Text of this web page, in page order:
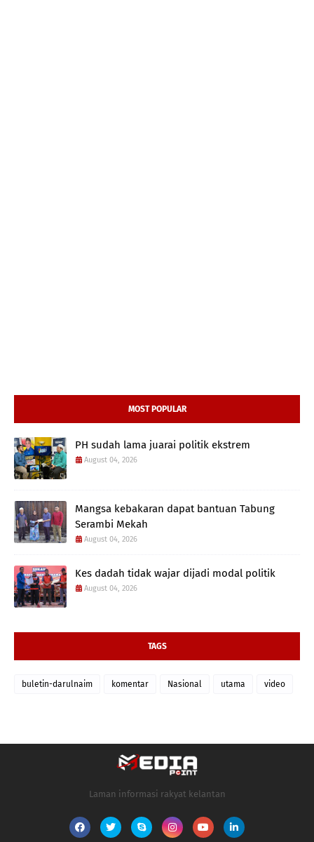
MOST POPULAR
PH sudah lama juarai politik ekstrem
August 04, 2026
Mangsa kebakaran dapat bantuan Tabung
Serambi Mekah
August 04, 2026
Kes dadah tidak wajar dijadi modal politik
August 04, 2026
TAGS
buletin-darulnaim komentar Nasional utama video
Laman informasi rakyat kelantan